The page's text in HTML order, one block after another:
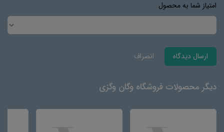
امتیاز شما به محصول
ارسال دیدگاه انصراف
دیگر محصولات فروشگاه وگان وگزی